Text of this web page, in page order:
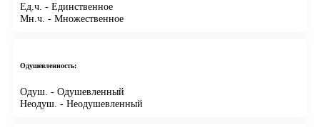
Ед.ч. - Единственное
Мн.ч. - Множественное
Одушевленность:
Одуш. - Одушевленный
Неодуш. - Неодушевленный